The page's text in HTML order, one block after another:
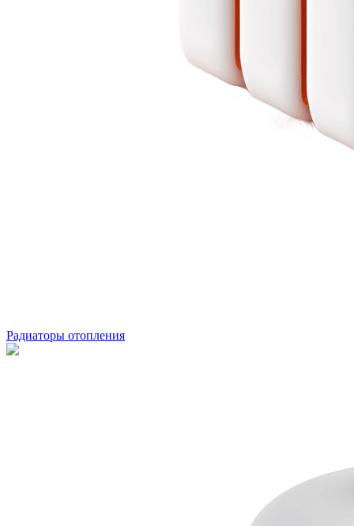
Радиаторы отопления